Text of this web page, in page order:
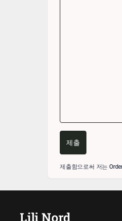
제출
제출함으로써 저는
Lili Nord